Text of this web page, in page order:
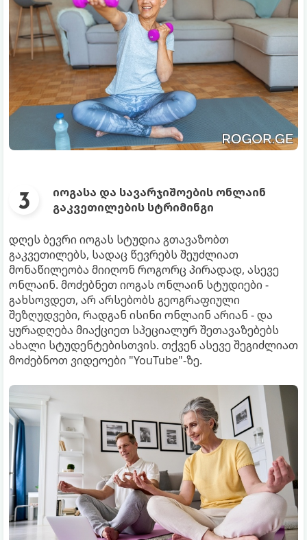
იოგასა და სავარჯიშოების ონლაინ
გაკვეთილების სტრიმინგი
დღეს ბევრი იოგას სტუდია გთავაზობთ
გაკვეთილებს, სადაც წევრებს შეუძლიათ
მონაწილეობა მიიღონ როგორც პირადად, ასევე
ონლაინ. მოძებნეთ იოგას ონლაინ სტუდიები -
გახსოვდეთ, არ არსებობს გეოგრაფიული
შეზღუდვები, რადგან ისინი ონლაინ არიან - და
ყურადღება მიაქციეთ სპეციალურ შეთავაზებებს
ახალი სტუდენტებისთვის. თქვენ ასევე შეგიძლიათ
მოძებნოთ ვიდეოები "YouTube"-ზე.